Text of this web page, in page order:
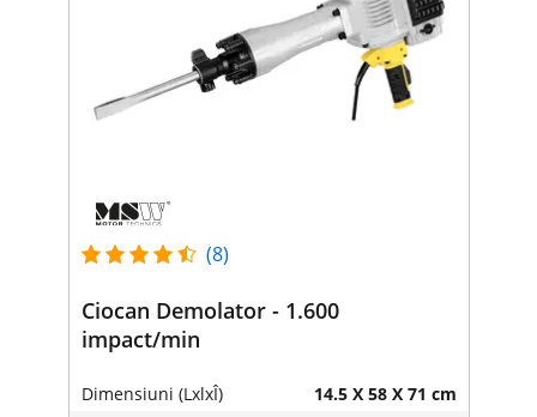
(8)
Ciocan Demolator - 1.600
impact/min
Dimensiuni (LxlxÎ) 14.5 X 58 X 71 cm